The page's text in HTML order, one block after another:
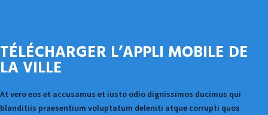
TÉLÉCHARGER L’APPLI MOBILE DE
LA VILLE
At vero eos et accusamus et iusto odio dignissimos ducimus qui
blanditiis praesentium voluptatum deleniti atque corrupti quos